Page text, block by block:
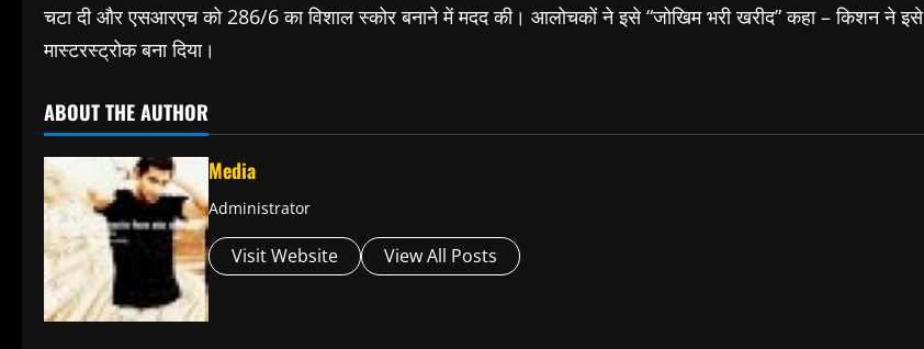
चटा दी और एसआरएच को 286/6 का विशाल स्कोर बनाने में मदद की। आलोचकों ने इसे “जोखिम भरी खरीद” कहा – किशन ने इसे
मास्टरस्ट्रोक बना दिया।
ABOUT THE AUTHOR
Media
Administrator
Visit Website View All Posts